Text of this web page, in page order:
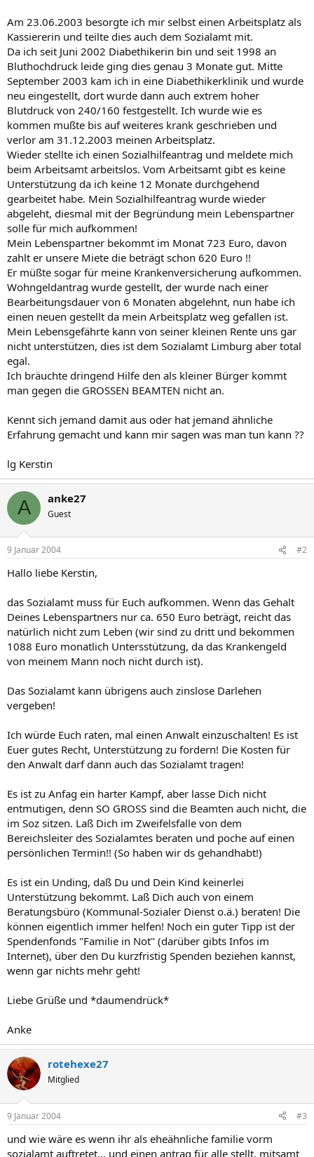
Am 23.06.2003 besorgte ich mir selbst einen Arbeitsplatz als
Kassiererin und teilte dies auch dem Sozialamt mit.
Da ich seit Juni 2002 Diabethikerin bin und seit 1998 an
Bluthochdruck leide ging dies genau 3 Monate gut. Mitte
September 2003 kam ich in eine Diabethikerklinik und wurde
neu eingestellt, dort wurde dann auch extrem hoher
Blutdruck von 240/160 festgestellt. Ich wurde wie es
kommen mußte bis auf weiteres krank geschrieben und
verlor am 31.12.2003 meinen Arbeitsplatz.
Wieder stellte ich einen Sozialhilfeantrag und meldete mich
beim Arbeitsamt arbeitslos. Vom Arbeitsamt gibt es keine
Unterstützung da ich keine 12 Monate durchgehend
gearbeitet habe. Mein Sozialhilfeantrag wurde wieder
abgeleht, diesmal mit der Begründung mein Lebenspartner
solle für mich aufkommen!
Mein Lebenspartner bekommt im Monat 723 Euro, davon
zahlt er unsere Miete die beträgt schon 620 Euro !!
Er müßte sogar für meine Krankenversicherung aufkommen.
Wohngeldantrag wurde gestellt, der wurde nach einer
Bearbeitungsdauer von 6 Monaten abgelehnt, nun habe ich
einen neuen gestellt da mein Arbeitsplatz weg gefallen ist.
Mein Lebensgefährte kann von seiner kleinen Rente uns gar
nicht unterstützen, dies ist dem Sozialamt Limburg aber total
egal.
Ich bräuchte dringend Hilfe den als kleiner Bürger kommt
man gegen die GROSSEN BEAMTEN nicht an.
Kennt sich jemand damit aus oder hat jemand ähnliche
Erfahrung gemacht und kann mir sagen was man tun kann ??
lg Kerstin
A anke27
Guest
9 Januar 2004 #2
Hallo liebe Kerstin,
das Sozialamt muss für Euch aufkommen. Wenn das Gehalt
Deines Lebenspartners nur ca. 650 Euro beträgt, reicht das
natürlich nicht zum Leben (wir sind zu dritt und bekommen
1088 Euro monatlich Untersstützung, da das Krankengeld
von meinem Mann noch nicht durch ist).
Das Sozialamt kann übrigens auch zinslose Darlehen
vergeben!
Ich würde Euch raten, mal einen Anwalt einzuschalten! Es ist
Euer gutes Recht, Unterstützung zu fordern! Die Kosten für
den Anwalt darf dann auch das Sozialamt tragen!
Es ist zu Anfag ein harter Kampf, aber lasse Dich nicht
entmutigen, denn SO GROSS sind die Beamten auch nicht, die
im Soz sitzen. Laß Dich im Zweifelsfalle von dem
Bereichsleiter des Sozialamtes beraten und poche auf einen
persönlichen Termin!! (So haben wir ds gehandhabt!)
Es ist ein Unding, daß Du und Dein Kind keinerlei
Unterstützung bekommt. Laß Dich auch von einem
Beratungsbüro (Kommunal-Sozialer Dienst o.ä.) beraten! Die
können eigentlich immer helfen! Noch ein guter Tipp ist der
Spendenfonds "Familie in Not" (darüber gibts Infos im
Internet), über den Du kurzfristig Spenden beziehen kannst,
wenn gar nichts mehr geht!
Liebe Grüße und *daumendrück*
Anke
rotehexe27
Mitglied
9 Januar 2004 #3
und wie wäre es wenn ihr als eheähnliche familie vorm
sozialamt auftretet... und einen antrag für alle stellt, mitsamt